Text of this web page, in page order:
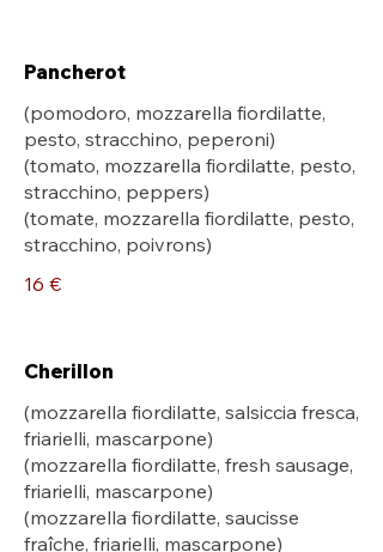
Pancherot
(pomodoro, mozzarella fiordilatte,
pesto, stracchino, peperoni)
(tomato, mozzarella fiordilatte, pesto,
stracchino, peppers)
(tomate, mozzarella fiordilatte, pesto,
stracchino, poivrons)
16 €
Cherillon
(mozzarella fiordilatte, salsiccia fresca,
friarielli, mascarpone)
(mozzarella fiordilatte, fresh sausage,
friarielli, mascarpone)
(mozzarella fiordilatte, saucisse
fraîche, friarielli, mascarpone)